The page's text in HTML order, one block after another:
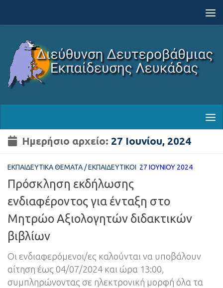
Ημερήσιο αρχείο: 27 Ιουνίου, 2024
ΕΚΠΑΙΔΕΥΤΙΚΆ ΘΈΜΑΤΑ /ΕΚΠΑΙΔΕΥΤΙΚΟΊ 27 ΙΟΥΝΊΟΥ 2024
Πρόσκληση εκδήλωσης
ενδιαφέροντος για ένταξη στο
Μητρώο Αξιολογητών διδακτικών
βιβλίων
Οι ενδιαφερόμενοι/ες καλούνται να υποβάλουν
αίτηση έως 04/07/2024 και ώρα 13:00,
συμπληρώνοντας σε ηλεκτρονική μορφή όλα τα